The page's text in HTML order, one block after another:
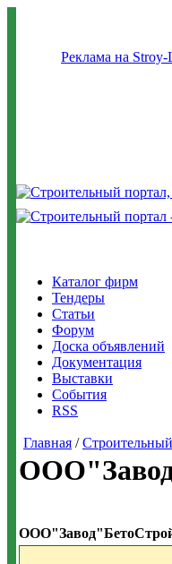
Реклама на
Каталог фирм
Тендеры
Статьи
Форум
Доска объявлений
Документация
Выставки
События
RSS
Главная /